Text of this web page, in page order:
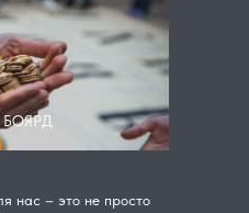
нас – это не просто